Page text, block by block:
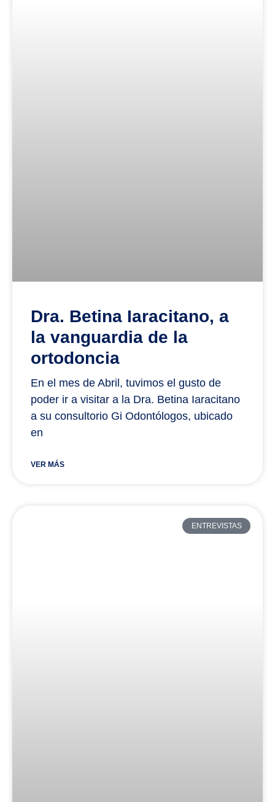
Dra. Betina Iaracitano, a
la vanguardia de la
ortodoncia
En el mes de Abril, tuvimos el gusto de
poder ir a visitar a la Dra. Betina Iaracitano
a su consultorio Gi Odontólogos, ubicado
en
VER MÁS
ENTREVISTAS